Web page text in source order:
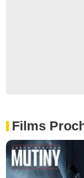
Films